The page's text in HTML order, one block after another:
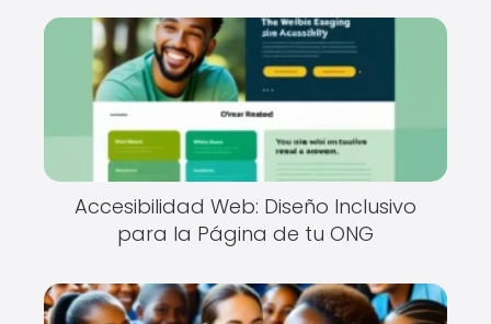
Accesibilidad Web: Diseño Inclusivo
para la Página de tu ONG